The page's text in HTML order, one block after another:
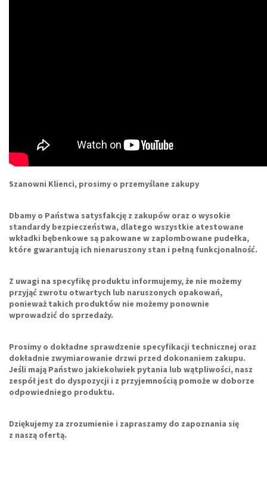
Szanowni Klienci, prosimy o przemyślane zakupy
Dbamy o Państwa satysfakcję z zakupów oraz o wysokie
standardy bezpieczeństwa, dlatego wszystkie atestowane
wkładki bębenkowe są pakowane w zaplombowane pudełka,
które gwarantują ich nienaruszony stan i pełną funkcjonalność.
Z uwagi na specyfikę produktu informujemy, że nie możemy
przyjąć zwrotu otwartych lub naruszonych opakowań,
ponieważ takich produktów nie możemy ponownie
wprowadzić do sprzedaży.
Prosimy o dokładne sprawdzenie specyfikacji technicznej oraz
dokładnie zwymiarowanie drzwi przed dokonaniem zakupu.
Jeśli mają Państwo jakiekolwiek pytania lub wątpliwości, nasz
zespół jest do dyspozycji i z przyjemnością pomoże w doborze
odpowiedniego produktu.
Dziękujemy za zrozumienie i zapraszamy do zapoznania się
z naszą ofertą.